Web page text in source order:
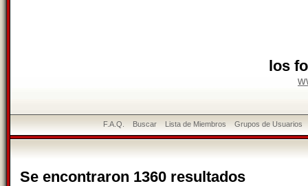
los
F.A.Q. Buscar Lista de Miembros Grupos de Usuarios
Se encontraron 1360 resultados